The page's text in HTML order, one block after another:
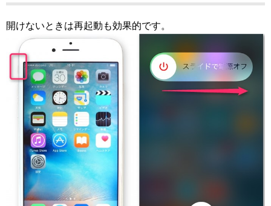
開けないときは再起動も効果的です。